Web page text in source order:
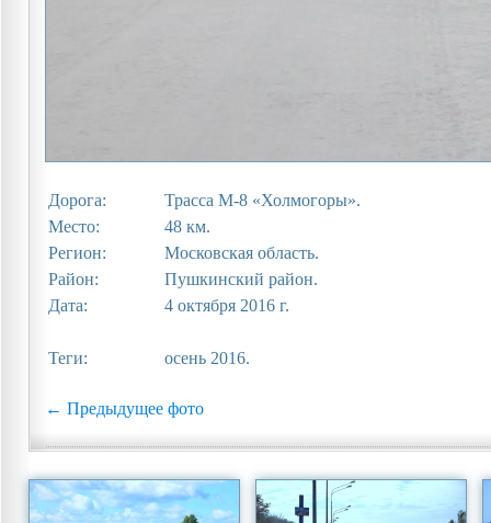
Дорога:
Трасса М-8 «Холмогоры».
Место:
48 км.
Регион:
Московская область.
Район:
Пушкинский район.
Дата:
4 октября 2016 г.
Теги: осень 2016.
← Предыдущее фото